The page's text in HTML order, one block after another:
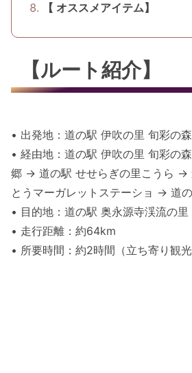
【 オススメアイテム】
【ルート紹介】
• 出発地：道の駅 伊吹の里 旬彩の森
• 経由地：道の駅 伊吹の里 旬彩の
郷 → 道の駅 せせらぎの里こうら →
とうマーガレットステーショ → 道
• 目的地：道の駅 奥永源寺渓流の里
• 走行距離：約64km
• 所要時間：約2時間（立ち寄り観光